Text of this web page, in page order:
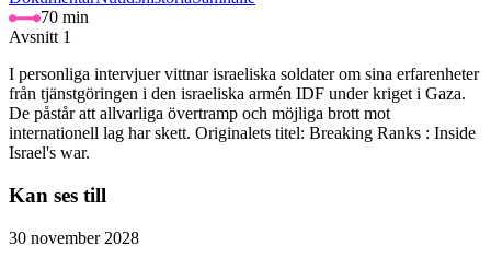
70 min
Avsnitt 1
I personliga intervjuer vittnar israeliska soldater om sina erfarenheter
från tjänstgöringen i den israeliska armén IDF under kriget i Gaza.
De påstår att allvarliga övertramp och möjliga brott mot
internationell lag har skett. Originalets titel: Breaking Ranks : Inside
Israel's war.
Kan ses till
30 november 2028